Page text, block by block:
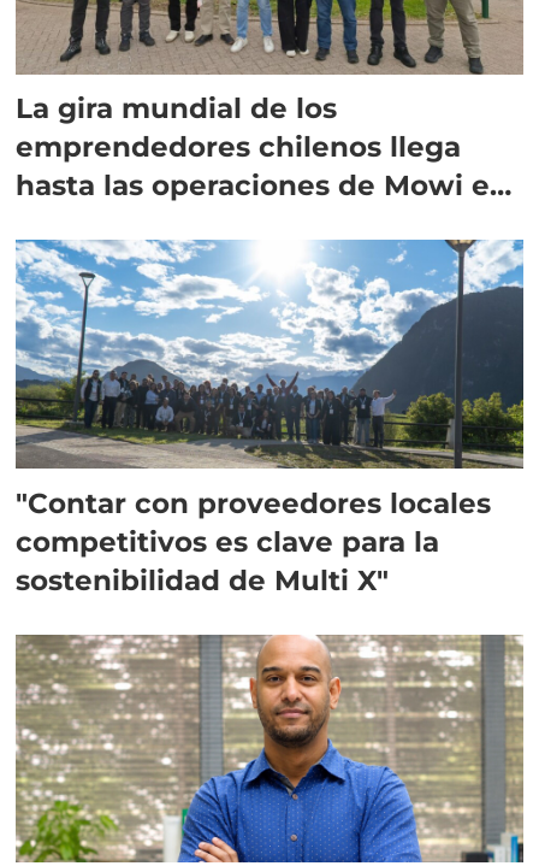
La gira mundial de los
emprendedores chilenos llega
hasta las operaciones de Mowi en
"Contar con proveedores locales
competitivos es clave para la
sostenibilidad de Multi X"